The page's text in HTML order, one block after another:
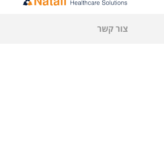
צור קשר